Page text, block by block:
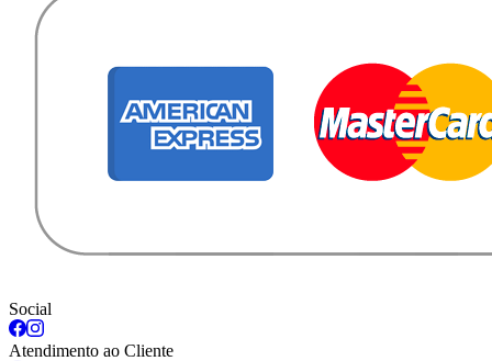
Social
Atendimento ao Cliente